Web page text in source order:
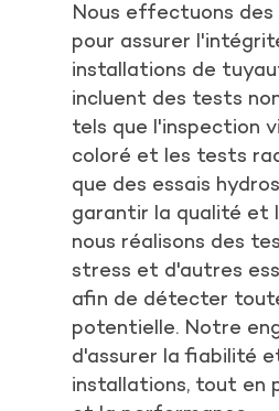
Nous effectuons
pour assurer
installations de
incluent des tests
tels que l'inspection
coloré et les tests
que des essais
garantir la qualité et
nous réalisons des
stress et d'autres
afin de détecter
potentielle. Notre
d'assurer la fiabilité
installations, tout en